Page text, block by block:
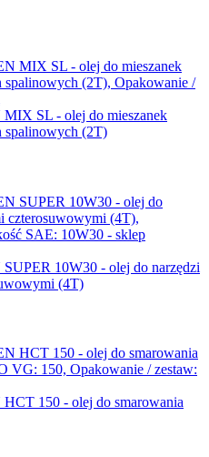
SL - olej do mieszanek
spalinowych (2T)
10W30 - olej do narzędzi
(4T)
150 - olej do smarowania